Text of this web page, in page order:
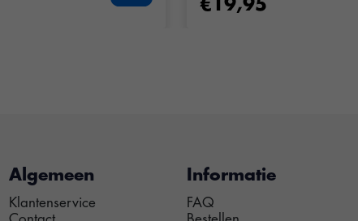
€19,95
Algemeen
Klantenservice
Informatie
FAQ